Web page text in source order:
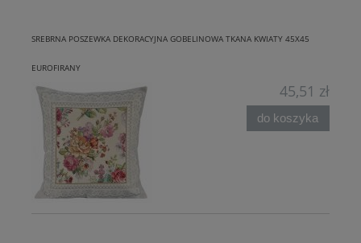
SREBRNA POSZEWKA DEKORACYJNA GOBELINOWA TKANA KWIATY 45X45
EUROFIRANY
45,51 zł
do koszyka